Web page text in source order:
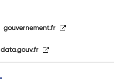
gouvernement.fr
data.gouv.fr